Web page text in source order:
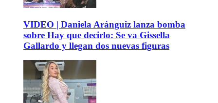
VIDEO | Daniela Aránguiz lanza bomba
sobre Hay que decirlo: Se va Gissella
Gallardo y llegan dos nuevas figuras